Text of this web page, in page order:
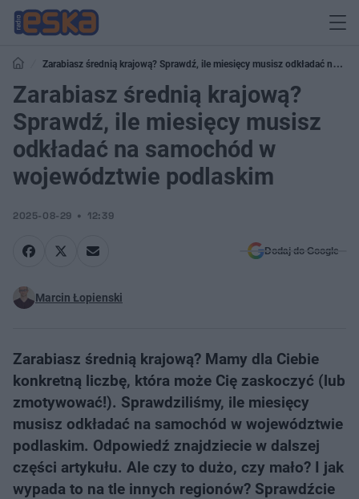
Zarabiasz średnią krajową? Sprawdź, ile miesięcy musisz odkładać na
samochód w województwie podlaskim
Zarabiasz średnią krajową?
Sprawdź, ile miesięcy musisz
odkładać na samochód w
województwie podlaskim
2025-08-29 12:39
Dodaj do Google
Marcin Łopienski
Zarabiasz średnią krajową? Mamy dla Ciebie
konkretną liczbę, która może Cię zaskoczyć (lub
zmotywować!). Sprawdziliśmy, ile miesięcy
musisz odkładać na samochód w województwie
podlaskim. Odpowiedź znajdziecie w dalszej
części artykułu. Ale czy to dużo, czy mało? I jak
wypada to na tle innych regionów? Sprawdźcie